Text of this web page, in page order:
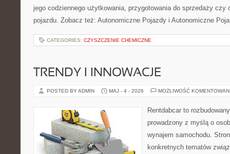
jego codziennego użytkowania, przygotowania do sprzedaży czy
pojazdu. Zobacz też: Autonomiczne Pojazdy i Autonomiczne
CATEGORIES: CZYSZCZENIE CHEMICZNE
TRENDY I INNOWACJE
POSTED BY ADMIN MAJ - 4 - 2026 MOŻLIWOŚĆ
Rentdabcar to
prowadzony z myślą o
wynajem samochodu.
konkretnych tematów